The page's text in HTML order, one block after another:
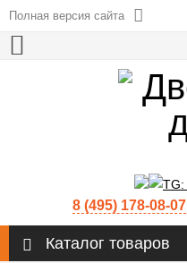
Полная версия сайта
8 (495) 178-08-07
Каталог товаров